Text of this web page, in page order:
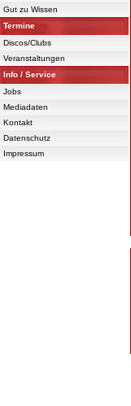
Gut zu Wissen
Termine
Discos/Clubs
Veranstaltungen
Info / Service
Jobs
Mediadaten
Kontakt
Datenschutz
Impressum